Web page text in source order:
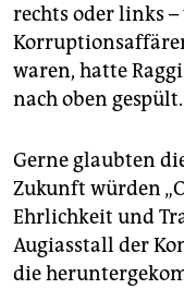
rechts oder links
waren, hatte
nach oben gespült.
Gerne glaubten
Zukunft würden
Ehrlichkeit und
Augiasstall der
die